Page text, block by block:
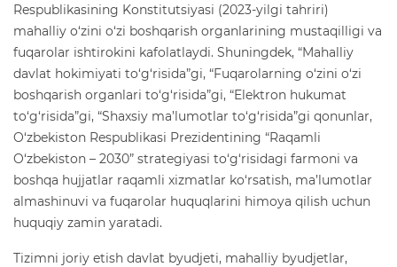
Respublikasining Konstitutsiyasi (2023-yilgi tahriri)
mahalliy o‘zini o‘zi boshqarish organlarining mustaqilligi va
fuqarolar ishtirokini kafolatlaydi. Shuningdek, “Mahalliy
davlat hokimiyati to‘g‘risida”gi, “Fuqarolarning o‘zini o‘zi
boshqarish organlari to‘g‘risida”gi, “Elektron hukumat
to‘g‘risida”gi, “Shaxsiy ma’lumotlar to‘g‘risida”gi qonunlar,
O‘zbekiston Respublikasi Prezidentining “Raqamli
O‘zbekiston – 2030” strategiyasi to‘g‘risidagi farmoni va
boshqa hujjatlar raqamli xizmatlar ko‘rsatish, ma’lumotlar
almashinuvi va fuqarolar huquqlarini himoya qilish uchun
huquqiy zamin yaratadi.
Tizimni joriy etish davlat byudjeti, mahalliy byudjetlar,